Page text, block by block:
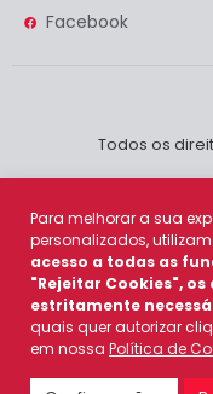
Facebook
Todos os
Para melhorar a sua
personalizados,
acesso a todas as
"Rejeitar Cookies",
estritamente
quais quer autorizar
em nossa Política de